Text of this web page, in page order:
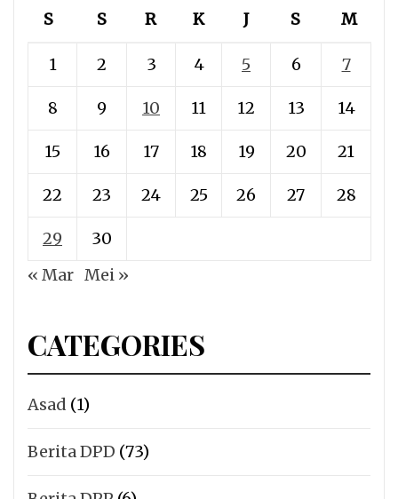
S S R K J S M
1 2 3 4 5 6 7
8 9 10 11 12 13 14
15 16 17 18 19 20 21
22 23 24 25 26 27 28
29
30
« Mar Mei »
CATEGORIES
Asad (1)
Berita DPD (73)